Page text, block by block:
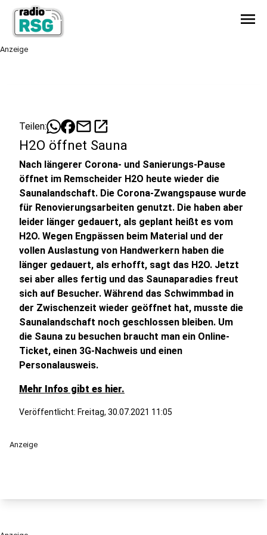
menu
Anzeige
Teilen: mailopen_in_new
H2O öffnet Sauna
Nach längerer Corona- und Sanierungs-Pause
öffnet im Remscheider H2O heute wieder die
Saunalandschaft. Die Corona-Zwangspause wurde
für Renovierungsarbeiten genutzt. Die haben aber
leider länger gedauert, als geplant heißt es vom
H2O. Wegen Engpässen beim Material und der
vollen Auslastung von Handwerkern haben die
länger gedauert, als erhofft, sagt das H2O. Jetzt
sei aber alles fertig und das Saunaparadies freut
sich auf Besucher. Während das Schwimmbad in
der Zwischenzeit wieder geöffnet hat, musste die
Saunalandschaft noch geschlossen bleiben. Um
die Sauna zu besuchen braucht man ein Online-
Ticket, einen 3G-Nachweis und einen
Personalausweis.
Mehr Infos gibt es hier.
Veröffentlicht: Freitag, 30.07.2021 11:05
Anzeige